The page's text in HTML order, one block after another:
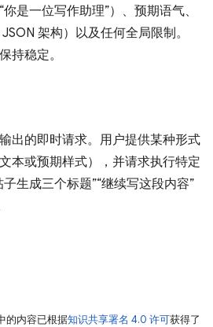
是一位写作助理”）、预期语气、
架构）以及任何全局限制。
持稳定。
出的即时请求。用户提供某种形式
本或预期样式），并请求执行特定
生成三个标题”“继续写这段内容”
的内容已根据知识共享署名 4.0 许可获得了